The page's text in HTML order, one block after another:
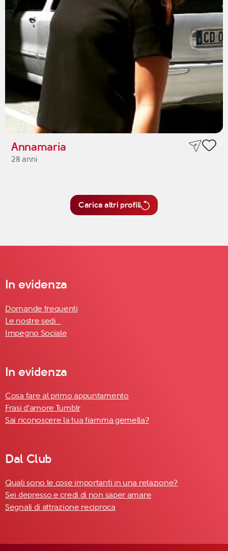
Annamaria
28 anni
Carica altri profili
In evidenza
Domande frequenti
Le nostre sedi
Impegno Sociale
In evidenza
Cosa fare al primo appuntamento
Frasi d'amore Tumblr
Sai riconoscere la tua fiamma gemella?
Dal Club
Quali sono le cose importanti in una relazione?
Sei depresso e credi di non saper amare
Segnali di attrazione reciproca